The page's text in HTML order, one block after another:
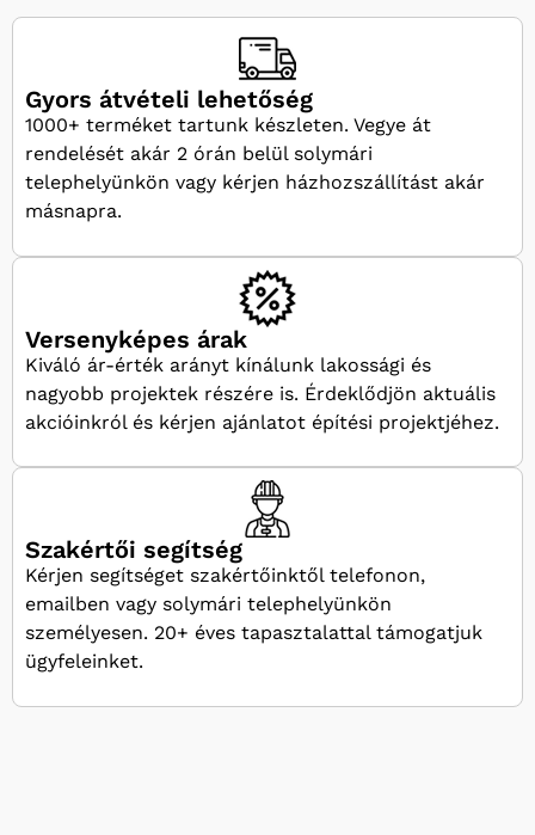
Gyors átvételi lehetőség
1000+ terméket tartunk készleten. Vegye át
rendelését akár 2 órán belül solymári
telephelyünkön vagy kérjen házhozszállítást akár
másnapra.
Versenyképes árak
Kiváló ár-érték arányt kínálunk lakossági és
nagyobb projektek részére is. Érdeklődjön aktuális
akcióinkról és kérjen ajánlatot építési projektjéhez.
Szakértői segítség
Kérjen segítséget szakértőinktől telefonon,
emailben vagy solymári telephelyünkön
személyesen. 20+ éves tapasztalattal támogatjuk
ügyfeleinket.